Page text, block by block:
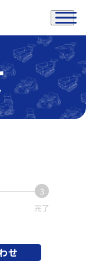
3
完了
せ